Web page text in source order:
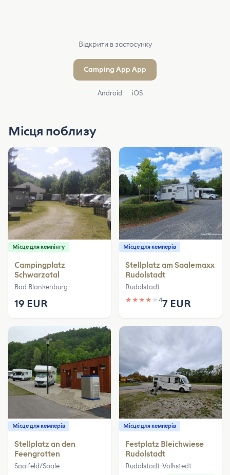
Відкрити в застосунку
Camping App App
Android iOS
Місця поблизу
Місце для кемпінгу
Campingplatz
Schwarzatal
Bad Blankenburg
19 EUR
Місце для кемперів
Stellplatz am Saalemaxx
Rudolstadt
Rudolstadt
★ ★ ★ ★ ★ 47 EUR
Місце для кемперів
Stellplatz an den
Feengrotten
Saalfeld/Saale
Місце для кемперів
Festplatz Bleichwiese
Rudolstadt
Rudolstadt-Volkstedt